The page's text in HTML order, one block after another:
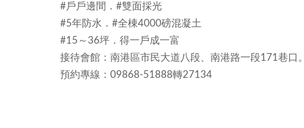
#戶戶邊間．#雙面採光
#5年防水．#全棟4000磅混凝土
#15～36坪．得一戶成一富
接待會館：南港區市民大道八段、南港路一段171巷口。
預約專線：09868-51888轉27134